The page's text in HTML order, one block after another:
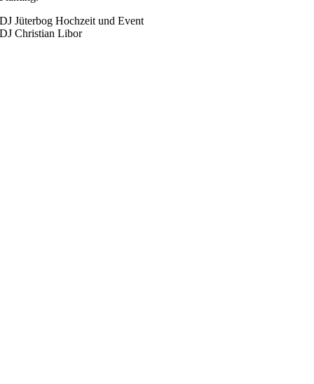
DJ Jüterbog Hochzeit und Event
DJ Christian Libor